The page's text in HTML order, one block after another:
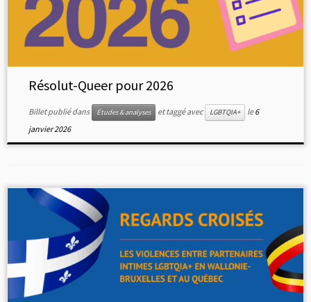
Résolut-Queer pour 2026
Billet publié dans Études & analyses et taggé avec LGBTQIA+ le6
janvier 2026